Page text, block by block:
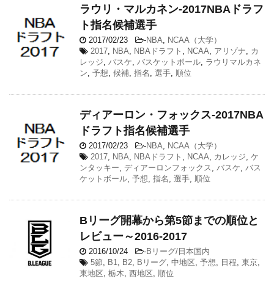
ラウリ・マルカネン-2017NBAドラフ
ト指名候補選手
2017/02/23 -NBA, NCAA（大学）
2017, NBA, NBAドラフト , NCAA, アリゾナ, カ
レッジ, バスケ, バスケットボール, ラウリマルカネ
ン, 予想, 候補, 指名 , 選手, 順位
ディアーロン・フォックス-2017NBA
ドラフト指名候補選手
2017/02/23 -NBA, NCAA（大学）
2017, NBA, NBAドラフト , NCAA, カレッジ, ケ
ンタッキー, ディアーロンフォックス , バスケ, バス
ケットボール, 予想, 指名 , 選手, 順位
Bリーグ開幕から第5節までの順位と
レビュー～2016-2017
2016/10/24 -Bリーグ/日本国内
5節, B1, B2, Bリーグ, 中地区, 予想, 日程, 東京,
東地区, 栃木, 西地区, 順位